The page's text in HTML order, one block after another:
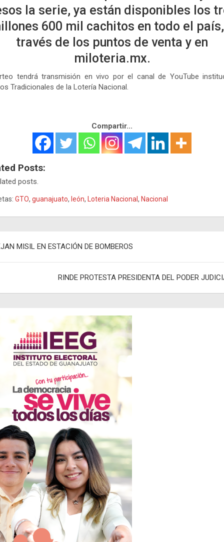
la serie, ya están disponibles los
600 mil cachitos en todo el
través de los puntos de venta y en
miloteria.mx.
tendrá transmisión en vivo por el canal de YouTube
Tradicionales de la Lotería Nacional.
Compartir...
Posts:
posts.
GTO, guanajuato, león, Loteria Nacional , Nacional
MISIL EN ESTACIÓN DE BOMBEROS
RINDE PROTESTA PRESIDENTA DEL PODER